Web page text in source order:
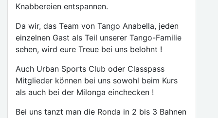
Knabbereien entspannen.
Da wir, das Team von Tango Anabella, jeden
einzelnen Gast als Teil unserer Tango-Familie
sehen, wird eure Treue bei uns belohnt !
Auch Urban Sports Club oder Classpass
Mitglieder können bei uns sowohl beim Kurs
als auch bei der Milonga einchecken !
Bei uns tanzt man die Ronda in 2 bis 3 Bahnen